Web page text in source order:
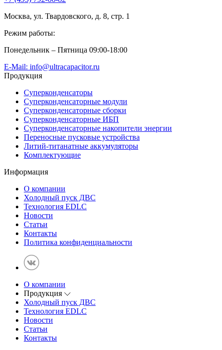
Москва, ул. Твардовского, д. 8, стр. 1
Режим работы:
Понедельник – Пятница 09:00-18:00
E-Mail: info@ultracapacitor.ru
Продукция
Суперконденсаторы
Суперконденсаторные модули
Суперконденсаторные сборки
Суперконденсаторные ИБП
Суперконденсаторные накопители энергии
Переносные пусковые устройства
Литий-титанатные аккумуляторы
Комплектующие
Информация
О компании
Холодный пуск ДВС
Технология EDLC
Новости
Статьи
Контакты
Политика конфиденциальности
О компании
Продукция
Холодный пуск ДВС
Технология EDLC
Новости
Статьи
Контакты